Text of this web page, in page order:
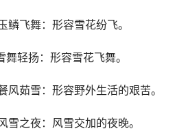
飞舞：形容雪花纷飞。
轻扬：形容雪花飞舞。
茹雪：形容野外生活的艰苦。
之夜：风雪交加的夜晚。